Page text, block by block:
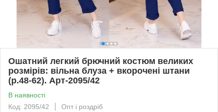
Ошатний легкий брючний костюм великих
розмірів: вільна блуза + вкорочені штани
(р.48-62). Арт-2095/42
В наявності
Код: 2095/42
Опт і роздріб